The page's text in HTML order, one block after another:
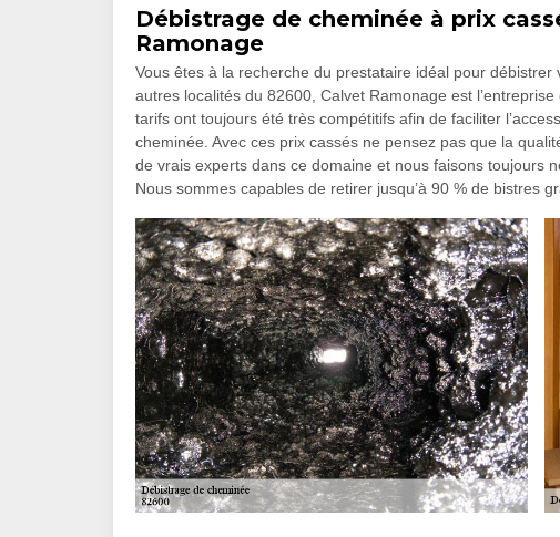
Débistrage de cheminée à prix
Ramonage
Vous êtes à la recherche du prestataire idéal pour
autres localités du 82600, Calvet Ramonage est
tarifs ont toujours été très compétitifs afin de faciliter
cheminée. Avec ces prix cassés ne pensez pas que la
de vrais experts dans ce domaine et nous faisons toujours
Nous sommes capables de retirer jusqu’à 90 % de bistres